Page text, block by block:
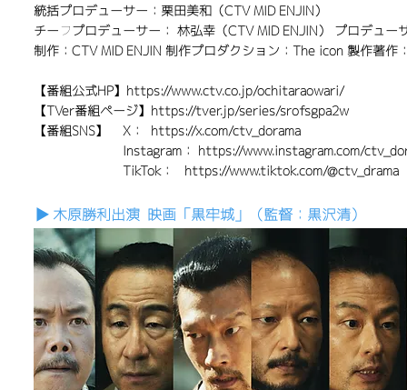
統括プロデューサー：栗田美和（CTV MID ENJIN）
チーフプロデューサー： 林弘幸（CTV MID ENJIN） プロデュ
制作：CTV MID ENJIN 制作プロダクション：The icon 製作著作
【番組公式HP】 https://www.ctv.co.jp/ochitaraowari/
【TVer番組ページ】 https://tver.jp/series/srofsgpa2w
【番組SNS】 X： https://x.com/ctv_dorama
Instagram： https://www.instagram.com/
TikTok： https://www.tiktok.com/@ctv_drama
▶︎ 木原勝利出演 映画「黒牢城」（監督：黒沢清）